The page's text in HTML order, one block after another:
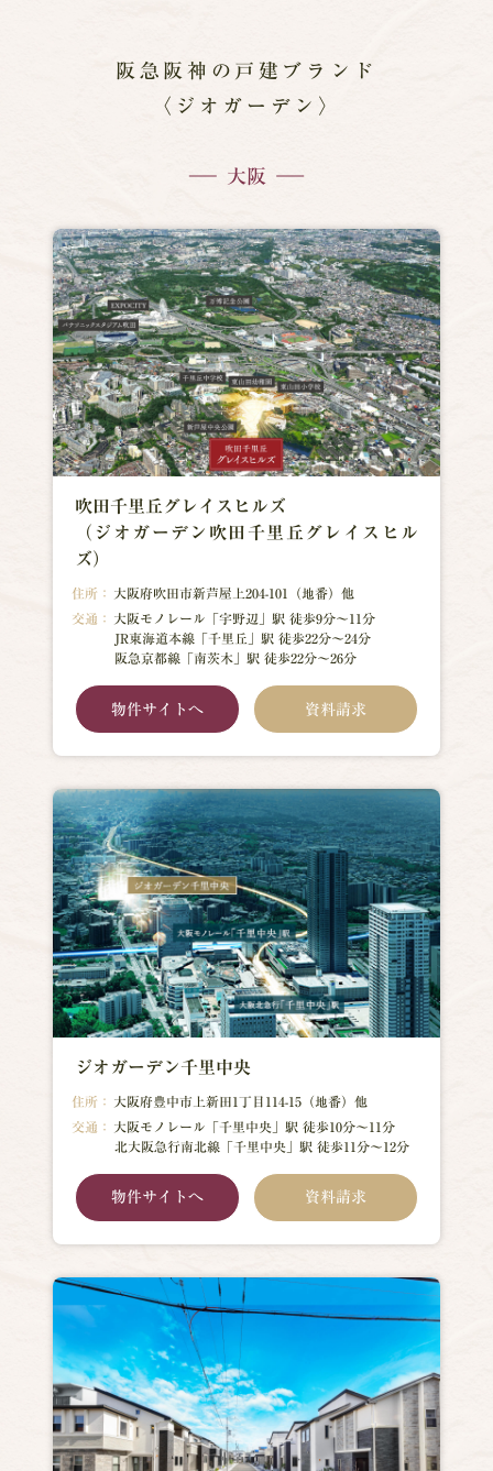
阪急阪神の戸建ブランド
〈ジオガーデン〉
大阪
吹田千里丘グレイスヒルズ
（ジオガーデン吹田千里丘グレイスヒル
ズ）
住所：
大阪府吹田市新芦屋上204-101（地番）他
交通：
大阪モノレール「宇野辺」駅 徒歩9分～11分
JR東海道本線「千里丘」駅 徒歩22分～24分
阪急京都線「南茨木」駅 徒歩22分～26分
物件サイトへ 資料請求
ジオガーデン千里中央
住所：
大阪府豊中市上新田1丁目114-15（地番）他
交通：
大阪モノレール「千里中央」駅 徒歩10分～11分
北大阪急行南北線「千里中央」駅 徒歩11分～12分
物件サイトへ 資料請求